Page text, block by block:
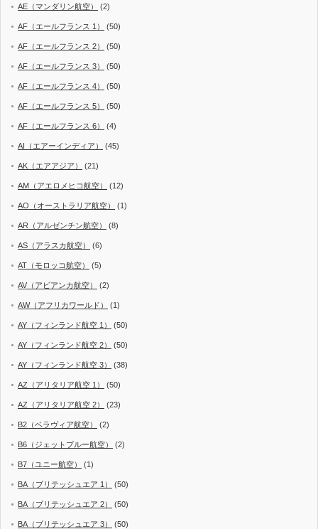
AE（マンダリン航空） (2)
AF（エールフランス 1） (50)
AF（エールフランス 2） (50)
AF（エールフランス 3） (50)
AF（エールフランス 4） (50)
AF（エールフランス 5） (50)
AF（エールフランス 6） (4)
AI（エアーインディア） (45)
AK（エアアジア） (21)
AM（アエロメヒコ航空） (12)
AO（オーストラリア航空） (1)
AR（アルゼンチン航空） (8)
AS（アラスカ航空） (6)
AT（モロッコ航空） (5)
AV（アビアンカ航空） (2)
AW（アフリカワールド） (1)
AY（フィンランド航空 1） (50)
AY（フィンランド航空 2） (50)
AY（フィンランド航空 3） (38)
AZ（アリタリア航空 1） (50)
AZ（アリタリア航空 2） (23)
B2（ベラヴィア航空） (2)
B6（ジェットブルー航空） (2)
B7（ユニー航空） (1)
BA（ブリテッシュエア 1） (50)
BA（ブリテッシュエア 2） (50)
BA（ブリテッシュエア 3） (50)